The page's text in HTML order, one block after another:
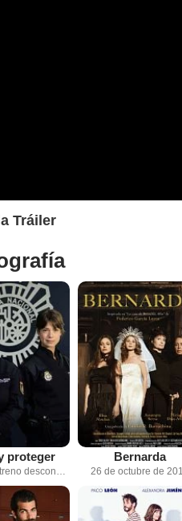
Tráiler
proteger Bernarda
26 de octubre de